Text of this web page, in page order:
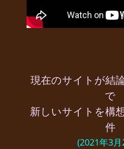
現在のサイトが結
で
新しいサイトを構
件
(2021年3